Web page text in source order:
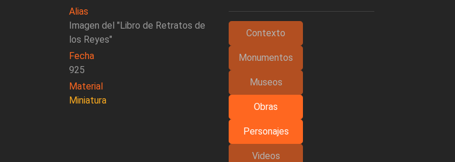
Alias
Imagen del "Libro de Retratos de
los Reyes"
Fecha
925
Material
Miniatura
Contexto
Monumentos
Museos
Obras
Personajes
Videos